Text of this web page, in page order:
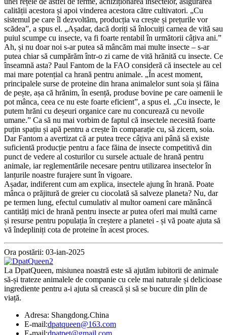
calității acestora și apoi vinderea acestora către cultivatori. „Cu
sistemul pe care îl dezvoltăm, producția va crește și prețurile vor
scădea”, a spus el. „Așadar, dacă doriți să înlocuiți carnea de vită sau
puiul scumpe cu insecte, va fi foarte rentabil în următorii câțiva ani.”
Ah, și nu doar noi s-ar putea să mâncăm mai multe insecte – s-ar
putea chiar să cumpărăm într-o zi carne de vită hrănită cu insecte. Ce
înseamnă asta? Paul Fantom de la FAO consideră că insectele au cel
mai mare potențial ca hrană pentru animale. „În acest moment,
principalele surse de proteine ​​din hrana animalelor sunt soia și făina
de pește, așa că hrănim, în esență, produse bovine pe care oamenii le
pot mânca, ceea ce nu este foarte eficient”, a spus el. „Cu insecte, le
putem hrăni cu deșeuri organice care nu concurează cu nevoile
umane.” Ca să nu mai vorbim de faptul că insectele necesită foarte
puțin spațiu și apă pentru a crește în comparație cu, să zicem, soia.
Dar Fantom a avertizat că ar putea trece câțiva ani până să existe
suficientă producție pentru a face făina de insecte competitivă din
punct de vedere al costurilor cu sursele actuale de hrană pentru
animale, iar reglementările necesare pentru utilizarea insectelor în
lanțurile noastre furajere sunt în vigoare.
Așadar, indiferent cum am explica, insectele ajung în hrană. Poate
mânca o prăjitură de greier cu ciocolată să salveze planeta? Nu, dar
pe termen lung, efectul cumulativ al multor oameni care mănâncă
cantități mici de hrană pentru insecte ar putea oferi mai multă carne
și resurse pentru populația în creștere a planetei - și vă poate ajuta să
vă îndepliniți cota de proteine ​​în acest proces.
Ora postării: 03-ian-2025
La DpatQueen, misiunea noastră este să ajutăm iubitorii de animale
să-și trateze animalele de companie cu cele mai naturale și delicioase
ingrediente pentru a-i ajuta să crească și să se bucure din plin de
viață.
Adresa: Shangdong.China
E-mail:dpatqueen@163.com
E-mail:dpatpet@gmail.com